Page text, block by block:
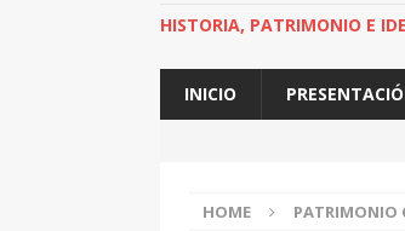
HISTORIA, PATRIMONIO E
INICIO
HOME PATRIMONIO